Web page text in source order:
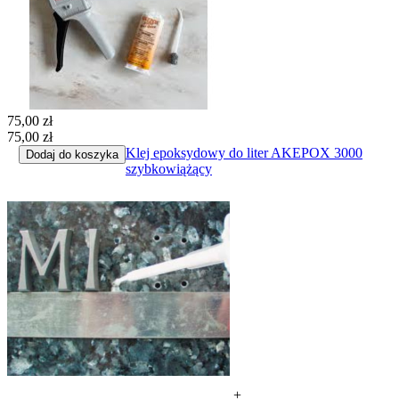
75,00 zł
75,00 zł
Dodaj do koszyka Klej epoksydowy do liter AKEPOX 3000
szybkowiążący
+